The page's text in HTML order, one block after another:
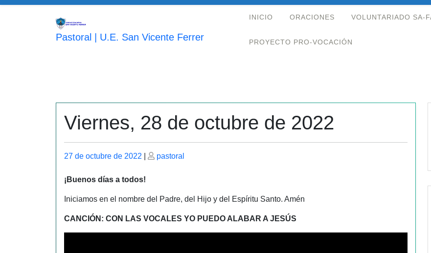
Saltar
Pastoral | U.E. San Vicente Ferrer
INICIO ORACIONES VOLUNTARIADO SA-
PROYECTO PRO-VOCACIÓN
Viernes, 28 de octubre de 2022
Publicado
27 de octubre de 2022
Publicado
pastoral
¡Buenos días a todos!
Iniciamos en el nombre del Padre, del Hijo y del Espíritu Santo. Amén
CANCIÓN: CON LAS VOCALES YO PUEDO ALABAR A JESÚS